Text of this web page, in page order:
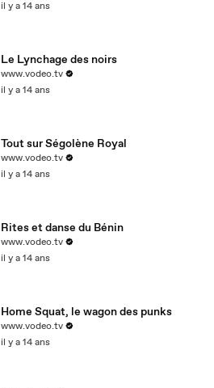
il y a 14 ans
Le Lynchage des noirs
www.vodeo.tv
il y a 14 ans
Tout sur Ségolène Royal
www.vodeo.tv
il y a 14 ans
Rites et danse du Bénin
www.vodeo.tv
il y a 14 ans
Home Squat, le wagon des punks
www.vodeo.tv
il y a 14 ans